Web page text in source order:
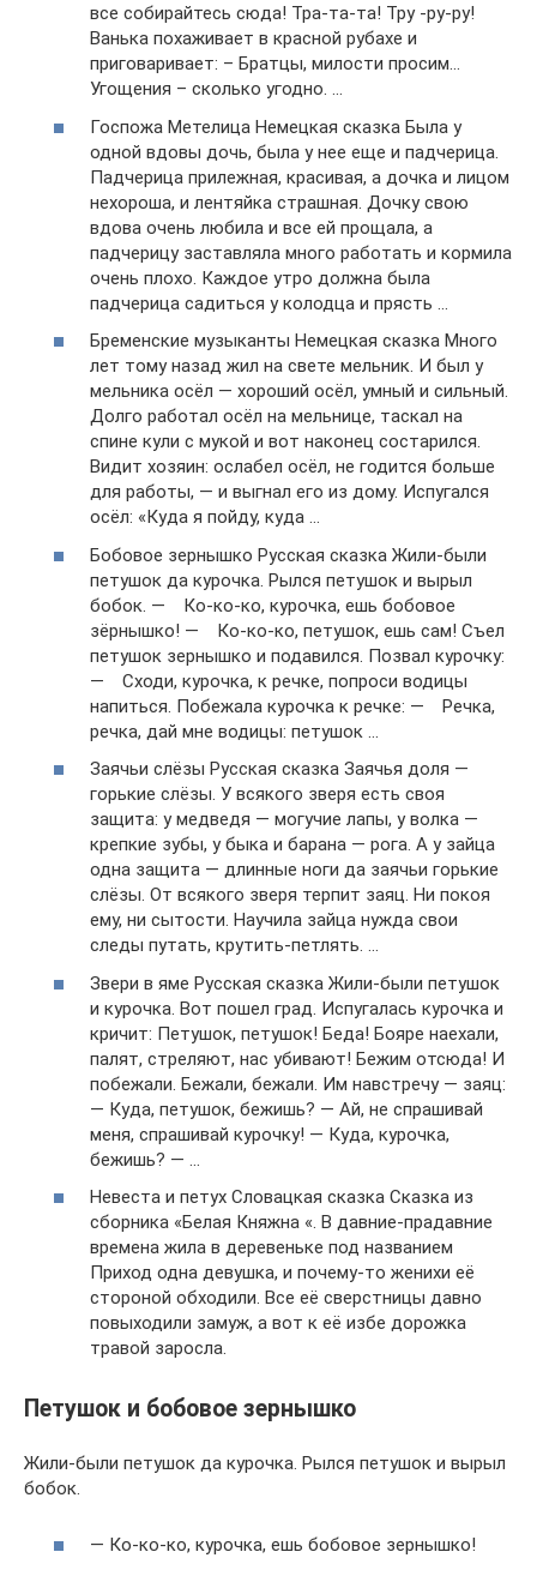
все собирайтесь сюда! Тра-та-та! Тру -ру-ру!
Ванька похаживает в красной рубахе и
приговаривает: – Братцы, милости просим…
Угощения – сколько угодно. …
Госпожа Метелица Немецкая сказка Была у
одной вдовы дочь, была у нее еще и падчерица.
Падчерица прилежная, красивая, а дочка и лицом
нехороша, и лентяйка страшная. Дочку свою
вдова очень любила и все ей прощала, а
падчерицу заставляла много работать и кормила
очень плохо. Каждое утро должна была
падчерица садиться у колодца и прясть …
Бременские музыканты Немецкая сказка Много
лет тому назад жил на свете мельник. И был у
мельника осёл — хороший осёл, умный и сильный.
Долго работал осёл на мельнице, таскал на
спине кули с мукой и вот наконец состарился.
Видит хозяин: ослабел осёл, не годится больше
для работы, — и выгнал его из дому. Испугался
осёл: «Куда я пойду, куда …
Бобовое зернышко Русская сказка Жили-были
петушок да курочка. Рылся петушок и вырыл
бобок. — Ко-ко-ко, курочка, ешь бобовое
зёрнышко! — Ко-ко-ко, петушок, ешь сам! Съел
петушок зернышко и подавился. Позвал курочку:
— Сходи, курочка, к речке, попроси водицы
напиться. Побежала курочка к речке: — Речка,
речка, дай мне водицы: петушок …
Заячьи слёзы Русская сказка Заячья доля —
горькие слёзы. У всякого зверя есть своя
защита: у медведя — могучие лапы, у волка —
крепкие зубы, у быка и барана — рога. А у зайца
одна защита — длинные ноги да заячьи горькие
слёзы. От всякого зверя терпит заяц. Ни покоя
ему, ни сытости. Научила зайца нужда свои
следы путать, крутить-петлять. …
Звери в яме Русская сказка Жили-были петушок
и курочка. Вот пошел град. Испугалась курочка и
кричит: Петушок, петушок! Беда! Бояре наехали,
палят, стреляют, нас убивают! Бежим отсюда! И
побежали. Бежали, бежали. Им навстречу — заяц:
— Куда, петушок, бежишь? — Ай, не спрашивай
меня, спрашивай курочку! — Куда, курочка,
бежишь? — …
Невеста и петух Словацкая сказка Сказка из
сборника «Белая Княжна «. В давние-прадавние
времена жила в деревеньке под названием
Приход одна девушка, и почему-то женихи её
стороной обходили. Все её сверстницы давно
повыходили замуж, а вот к её избе дорожка
травой заросла.
Петушок и бобовое зернышко
Жили-были петушок да курочка. Рылся петушок и вырыл
бобок.
— Ко-ко-ко, курочка, ешь бобовое зернышко!